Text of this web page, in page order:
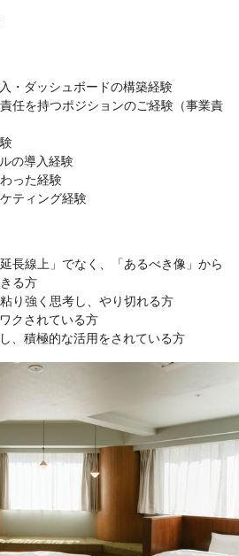
・ダッシュボードの構築経験
任を持つポジションのご経験（事業責
の導入経験
った経験
ティング経験
長線上」でなく、「あるべき像」から
る方
り強く思考し、やり切れる方
クされている方
、積極的な活用をされている方